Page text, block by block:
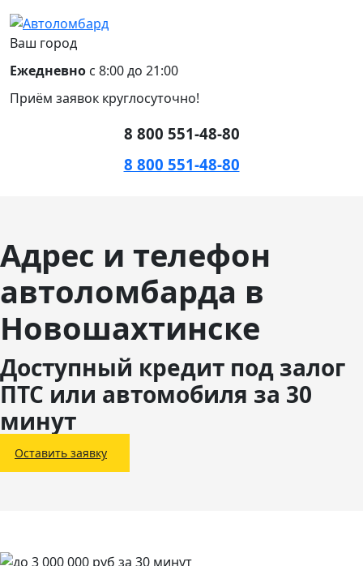
Ваш город
Ежедневно с 8:00 до 21:00
Приём заявок круглосуточно!
8 800 551-48-80
8 800 551-48-80
Адрес и телефон
автоломбарда в
Новошахтинске
Доступный кредит под залог
ПТС или автомобиля за 30
минут
Оставить заявку